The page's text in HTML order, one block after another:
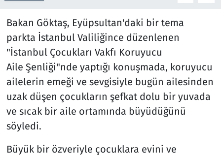
Bakan Göktaş, Eyüpsultan'daki bir tema
parkta İstanbul Valiliğince düzenlenen
"İstanbul Çocukları Vakfı Koruyucu
Aile Şenliği"nde yaptığı konuşmada, koruyucu
ailelerin emeği ve sevgisiyle bugün ailesinden
uzak düşen çocukların şefkat dolu bir yuvada
ve sıcak bir aile ortamında büyüdüğünü
söyledi.
Büyük bir özveriyle çocuklara evini ve
Televizyon